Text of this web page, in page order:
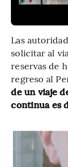
Las
solicitar al
reservas de
regreso al
de un viaje
continua es